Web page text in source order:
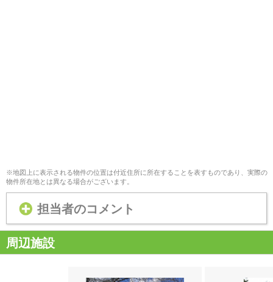
※地図上に表示される物件の位置は付近住所に所在することを表すものであり、実際の
物件所在地とは異なる場合がございます。
担当者のコメント
周辺施設